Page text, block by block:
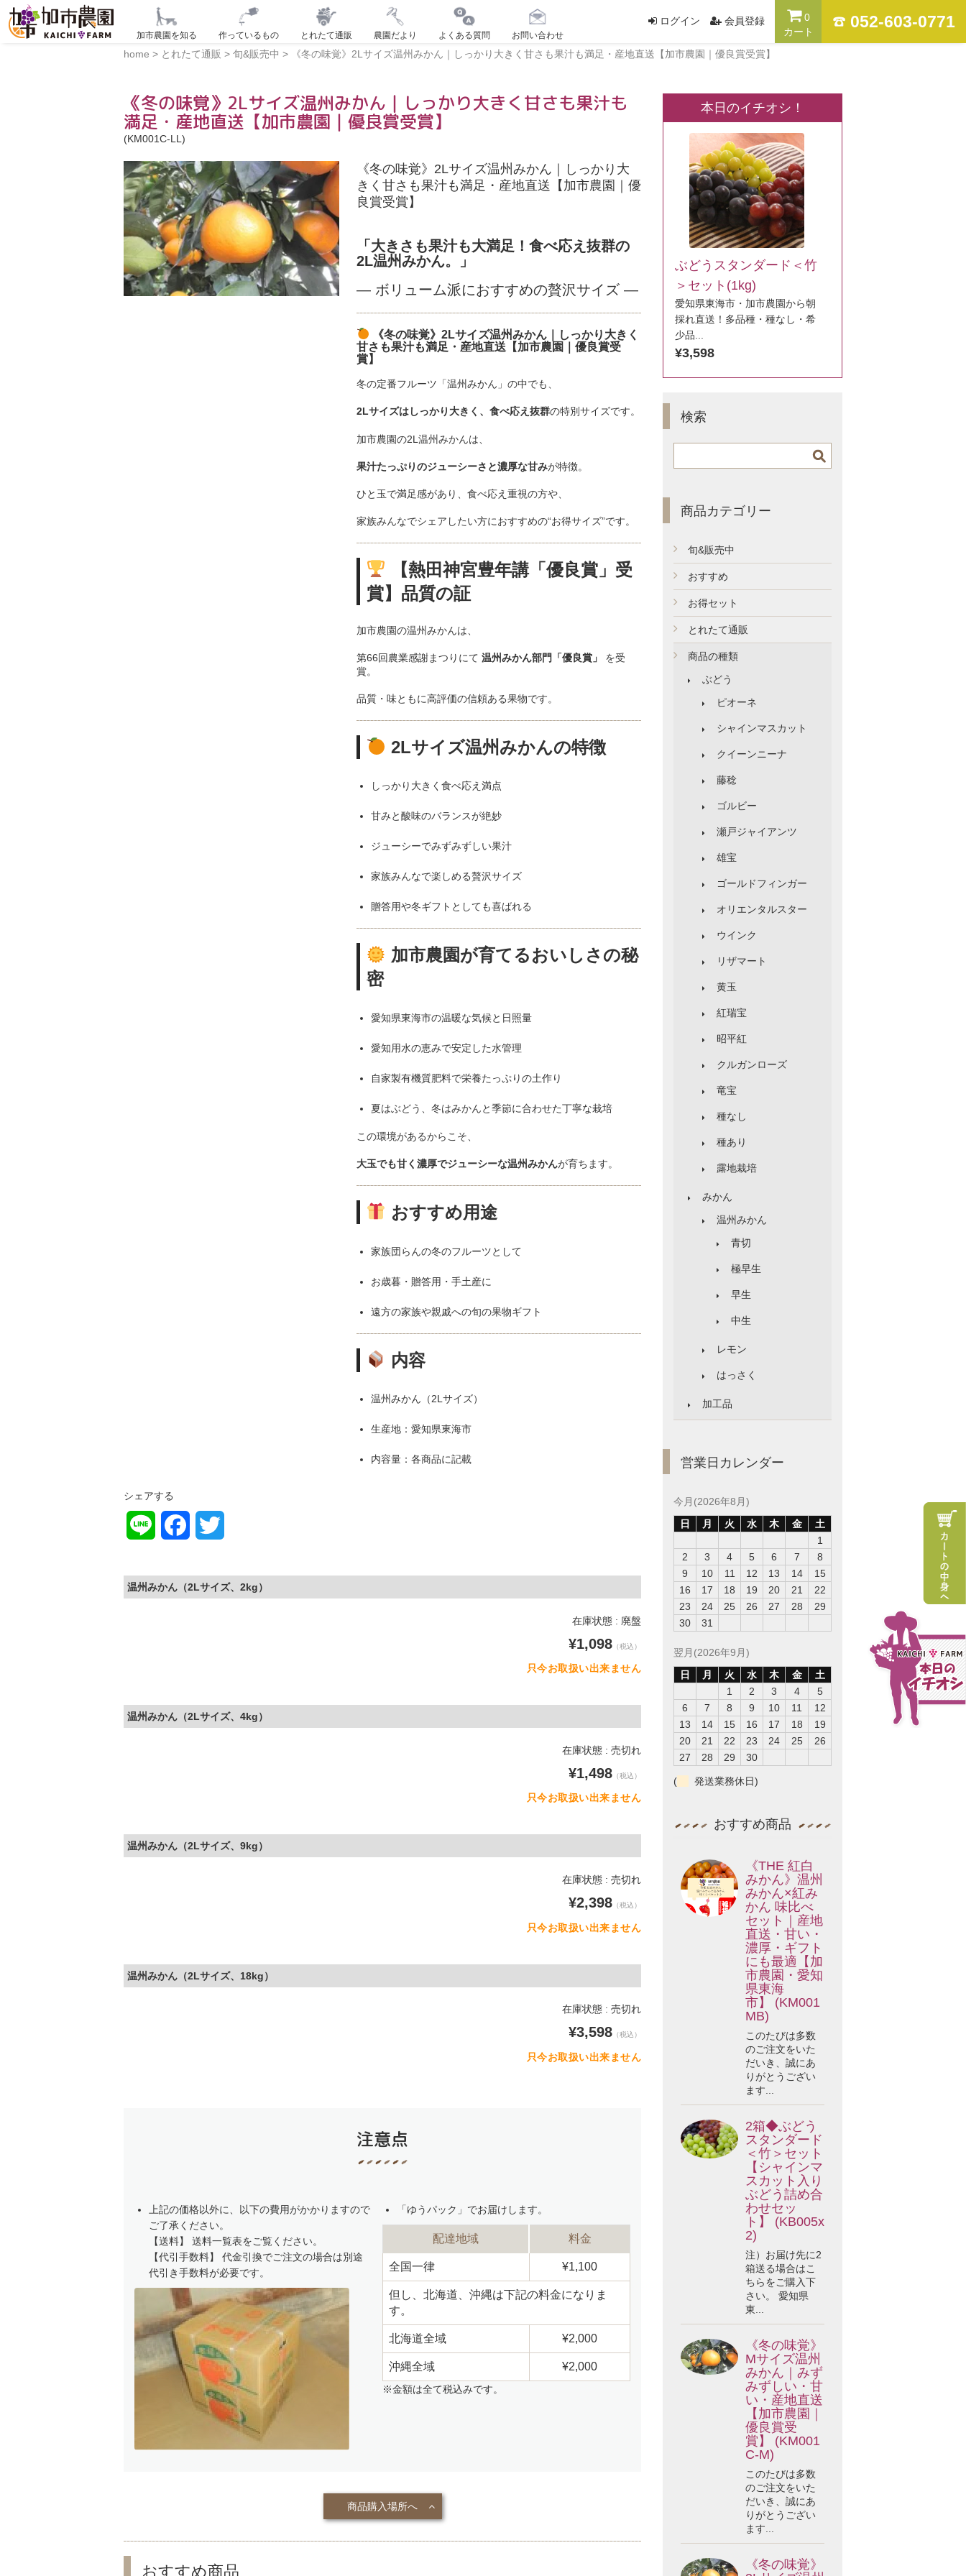
ログイン 会員登録
0
カート
052-603-0771
加市農園を知る 作っているもの とれたて通販 農園だより よくある質問 お問い合わせ
home > とれたて通販 > 旬&販売中 > 《冬の味覚》2Lサイズ温州みかん｜しっかり大きく甘さも果汁も満足・産地直送【加市農園｜優良賞受賞】
《冬の味覚》2Lサイズ温州みかん｜しっかり大きく甘さも果汁も
満足・産地直送【加市農園｜優良賞受賞】
(KM001C-LL)
《冬の味覚》2Lサイズ温州みかん｜しっかり大
きく甘さも果汁も満足・産地直送【加市農園｜優
良賞受賞】
「大きさも果汁も大満足！食べ応え抜群の
2L温州みかん。」
— ボリューム派におすすめの贅沢サイズ —
《冬の味覚》2Lサイズ温州みかん｜しっかり大きく
甘さも果汁も満足・産地直送【加市農園｜優良賞受
賞】
冬の定番フルーツ「温州みかん」の中でも、
2Lサイズはしっかり大きく、食べ応え抜群の特別サイズです。
加市農園の2L温州みかんは、
果汁たっぷりのジューシーさと濃厚な甘みが特徴。
ひと玉で満足感があり、食べ応え重視の方や、
家族みんなでシェアしたい方におすすめの“お得サイズ”です。
【熱田神宮豊年講「優良賞」受
賞】品質の証
加市農園の温州みかんは、
第66回農業感謝まつりにて 温州みかん部門「優良賞」
を受
賞。
品質・味ともに高評価の信頼ある果物です。
2Lサイズ温州みかんの特徴
しっかり大きく食べ応え満点
甘みと酸味のバランスが絶妙
ジューシーでみずみずしい果汁
家族みんなで楽しめる贅沢サイズ
贈答用や冬ギフトとしても喜ばれる
加市農園が育てるおいしさの秘
密
愛知県東海市の温暖な気候と日照量
愛知用水の恵みで安定した水管理
自家製有機質肥料で栄養たっぷりの土作り
夏はぶどう、冬はみかんと季節に合わせた丁寧な栽培
この環境があるからこそ、
大玉でも甘く濃厚でジューシーな温州みかんが育ちます。
おすすめ用途
家族団らんの冬のフルーツとして
お歳暮・贈答用・手土産に
遠方の家族や親戚への旬の果物ギフト
内容
温州みかん（2Lサイズ）
生産地：愛知県東海市
内容量：各商品に記載
シェアする
n c
k
i
温州みかん（2Lサイズ、2kg）
在庫状態 : 廃盤
¥1,098 （税込）
只今お取扱い出来ません
温州みかん（2Lサイズ、4kg）
在庫状態 : 売切れ
¥1,498 （税込）
只今お取扱い出来ません
温州みかん（2Lサイズ、9kg）
在庫状態 : 売切れ
¥2,398 （税込）
只今お取扱い出来ません
温州みかん（2Lサイズ、18kg）
在庫状態 : 売切れ
¥3,598 （税込）
只今お取扱い出来ません
注意点
上記の価格以外に、以下の費用がかかりますので
ご了承ください。
【送料】 送料一覧表をご覧ください。
【代引手数料】 代金引換でご注文の場合は別途
代引き手数料が必要です。
「ゆうパック」でお届けします。
配達地域 料金
全国一律 ¥1,100
但し、北海道、沖縄は下記の料金になりま
す。
北海道全域 ¥2,000
沖縄全域 ¥2,000
※金額は全て税込みです。
商品購入場所へ
おすすめ商品
本日のイチオシ！
ぶどうスタンダード＜竹
＞セット(1kg)
愛知県東海市・加市農園から朝
採れ直送！多品種・種なし・希
少品...
¥3,598
検索
商品カテゴリー
旬&販売中
おすすめ
お得セット
とれたて通販
商品の種類
ぶどう
ピオーネ
シャインマスカット
クイーンニーナ
藤稔
ゴルビー
瀬戸ジャイアンツ
雄宝
ゴールドフィンガー
オリエンタルスター
ウインク
リザマート
黄玉
紅瑞宝
昭平紅
クルガンローズ
竜宝
種なし
種あり
露地栽培
みかん
温州みかん
青切
極早生
早生
中生
レモン
はっさく
加工品
営業日カレンダー
今月(2026年8月)
日
月 火 水 木 金
土
1
2
3 4 5 6 7
8
9
10 11 12 13 14
15
16
17 18 19 20 21
22
23
24 25 26 27 28
29
30
31
翌月(2026年9月)
日
月 火 水 木 金
土
1
2 3 4
5
6
7 8 9 10 11
12
13
14 15 16 17 18
19
20
21 22 23 24 25
26
27
28 29 30
( 発送業務休日)
おすすめ商品
《THE 紅白
みかん》温州
みかん×紅み
かん 味比べ
セット｜産地
直送・甘い・
濃厚・ギフト
にも最適【加
市農園・愛知
県東海
市】 (KM001
MB)
このたびは多数
のご注文をいた
だいき、誠にあ
りがとうござい
ます...
2箱◆ぶどう
スタンダード
＜竹＞セット
【シャインマ
スカット入り
ぶどう詰め合
わせセッ
ト】 (KB005x
2)
注）お届け先に2
箱送る場合はこ
ちらをご購入下
さい。 愛知県
東...
《冬の味覚》
Mサイズ温州
みかん｜みず
みずしい・甘
い・産地直送
【加市農園｜
優良賞受
賞】 (KM001
C-M)
このたびは多数
のご注文をいた
だいき、誠にあ
りがとうござい
ます...
《冬の味覚》